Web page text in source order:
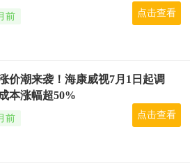
前 点击查看
价潮来袭！海康威视7月1日起调
本涨幅超50%
前 点击查看